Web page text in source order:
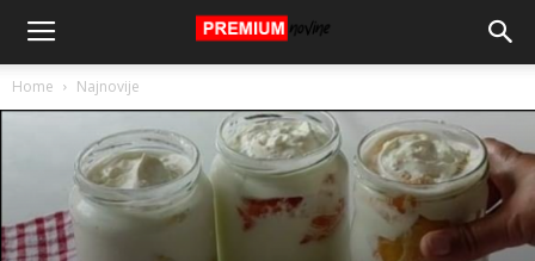
Home Najnovije